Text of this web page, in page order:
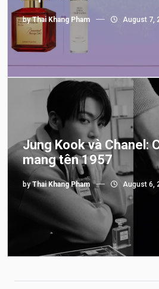
byThai Khang Pham August 7,
Jung Kook và Chanel:
mang tên 1957
byThai Khang Pham August 6,